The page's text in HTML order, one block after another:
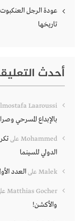
عودة الرجل
تاريخها
أحدث
Laaroussi
بالإبداع المسرحي
Mohammed على
الدولي للسينما
Malek علىالعدد
Matthias Gocher
والأكشن!